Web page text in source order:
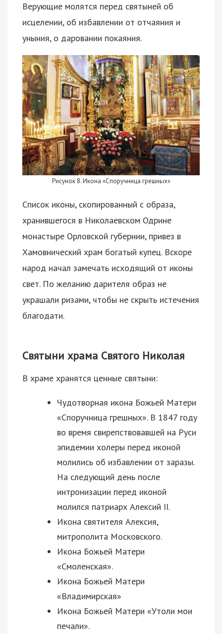
Верующие молятся перед святыней об
исцелении, об избавлении от отчаяния и
уныния, о даровании покаяния.
Рисунок 8. Икона «Споручница грешных»
Список иконы, скопированный с образа,
хранившегося в Николаевском Одрине
монастыре Орловской губернии, привез в
Хамовнический храм богатый купец. Вскоре
народ начал замечать исходящий от иконы
свет. По желанию дарителя образ не
украшали ризами, чтобы не скрыть истечения
благодати.
Святыни храма Святого Николая
В храме хранятся ценные святыни:
Чудотворная икона Божьей Матери
«Споручница грешных». В 1847 году
во время свирепствовавшей на Руси
эпидемии холеры перед иконой
молились об избавлении от заразы.
На следующий день после
интронизации перед иконой
молился патриарх Алексий II.
Икона святителя Алексия,
митрополита Московского.
Икона Божьей Матери
«Смоленская».
Икона Божьей Матери
«Владимирская»
Икона Божьей Матери «Утоли мои
печали».